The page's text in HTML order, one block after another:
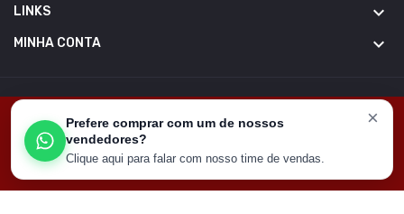
HOME CARRINHO CONTATO MINHA CONTA
LINKS 
MINHA CONTA 
Este site usa cookies para garantir que você tenha a
melhor experiência em nosso site
Got It!
×
Prefere comprar com um de nossos
vendedores?
Clique aqui para falar com nosso time de vendas.